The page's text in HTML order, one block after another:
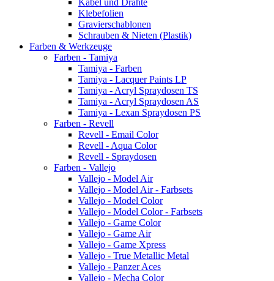
Kabel und Drähte
Klebefolien
Gravierschablonen
Schrauben & Nieten (Plastik)
Farben & Werkzeuge
Farben - Tamiya
Tamiya - Farben
Tamiya - Lacquer Paints LP
Tamiya - Acryl Spraydosen TS
Tamiya - Acryl Spraydosen AS
Tamiya - Lexan Spraydosen PS
Farben - Revell
Revell - Email Color
Revell - Aqua Color
Revell - Spraydosen
Farben - Vallejo
Vallejo - Model Air
Vallejo - Model Air - Farbsets
Vallejo - Model Color
Vallejo - Model Color - Farbsets
Vallejo - Game Color
Vallejo - Game Air
Vallejo - Game Xpress
Vallejo - True Metallic Metal
Vallejo - Panzer Aces
Vallejo - Mecha Color